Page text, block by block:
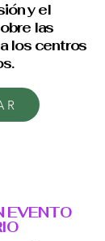
y el
las
los centros
EVENTO